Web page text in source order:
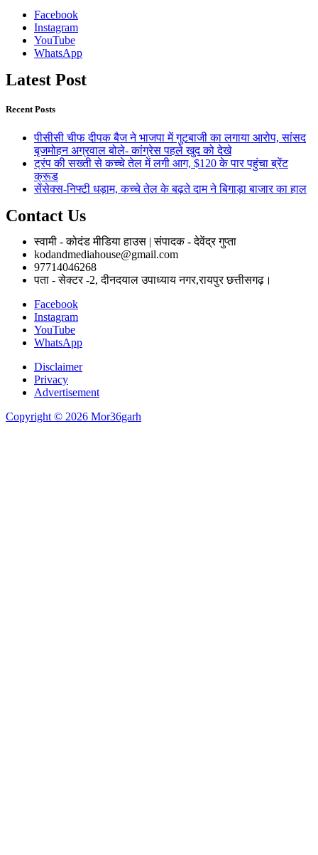
Facebook
Instagram
YouTube
WhatsApp
Latest Post
Recent Posts
पीसीसी चीफ दीपक बैज ने भाजपा में गुटबाजी का लगाया आरोप, सांसद
बृजमोहन अग्रवाल बोले- कांग्रेस पहले खुद को देखे
ट्रंप की सख्ती से कच्चे तेल में लगी आग, $120 के पार पहुंचा ब्रेंट
क्रूड
सेंसेक्स-निफ्टी धड़ाम, कच्चे तेल के बढ़ते दाम ने बिगाड़ा बाजार का हाल
Contact Us
स्वामी - कोदंड मीडिया हाउस | संपादक - देवेंद्र गुप्ता
kodandmediahouse@gmail.com
97714046268
पता - सेक्टर -2, दीनदयाल उपाध्याय नगर,रायपुर छत्तीसगढ़।
Facebook
Instagram
YouTube
WhatsApp
Disclaimer
Privacy
Advertisement
Copyright © 2026 Mor36garh